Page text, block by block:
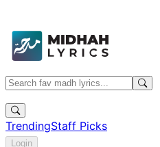
TrendingStaff Picks
Login